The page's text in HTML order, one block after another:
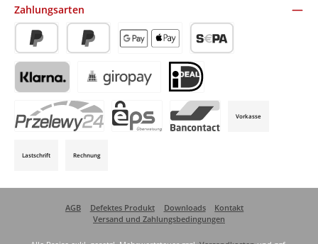
Zahlungsarten
PayPal Später BezahlenApple Pay / Google Pay (via Stripe)
SEPA-Lastschrift (via Stripe)
Klarna (via Stripe)Giropay (via Stripe) iDeal (via Stripe)
Vorkasse
Lastschrift Rechnung
AGB Defektes Produkt Downloads
Kontakt
Versand und Zahlungsbedingungen